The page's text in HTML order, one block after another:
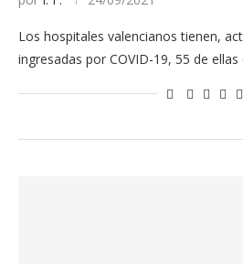
Los hospitales valencianos tienen,
ingresadas por COVID-19, 55 de